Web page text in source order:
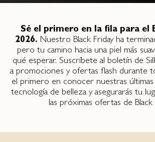
Sé el primero en la fila para el
2026. Nuestro Black Friday ha
pero tu camino hacia una piel más
qué esperar. Suscríbete al boletín de
a promociones y ofertas flash durante
el primero en conocer nuestras
tecnología de belleza y asegurarás tu
las próximas ofertas de Black